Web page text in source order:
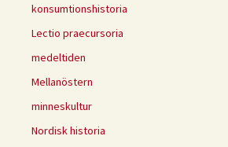
konsumtionshistoria
Lectio praecursoria
medeltiden
Mellanöstern
minneskultur
Nordisk historia